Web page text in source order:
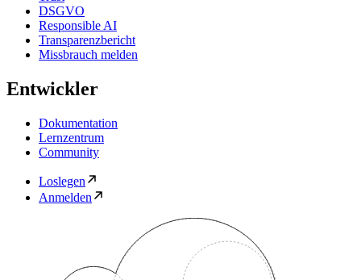
DSGVO
Responsible AI
Transparenzbericht
Missbrauch melden
Entwickler
Dokumentation
Lernzentrum
Community
Loslegen
Anmelden